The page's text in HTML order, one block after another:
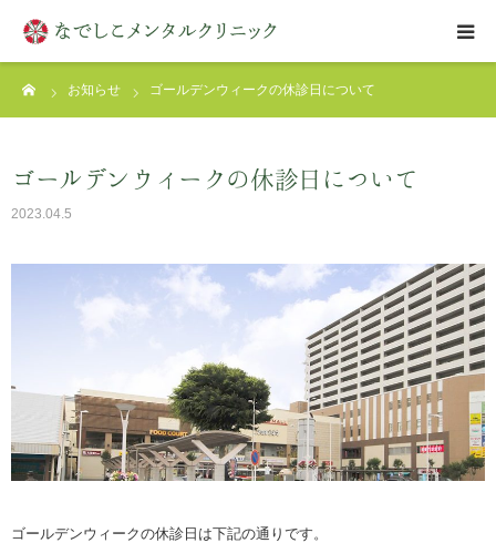
お知らせ ゴールデンウィークの休診日について
ゴールデンウィークの休診日について
2023.04.5
ゴールデンウィークの休診日は下記の通りです。
はじめての方へ